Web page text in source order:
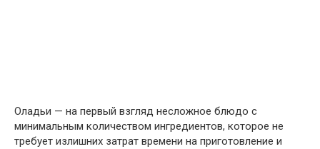
Оладьи — на первый взгляд несложное блюдо с
минимальным количеством ингредиентов, которое не
требует излишних затрат времени на приготовление и